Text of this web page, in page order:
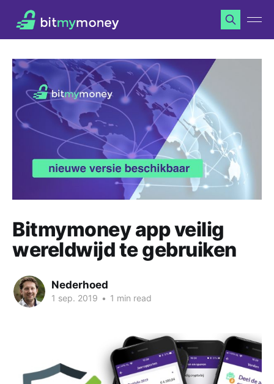
Bitmymoney app veilig
wereldwijd te gebruiken
Nederhoed
1 sep. 2019 • 1 min read